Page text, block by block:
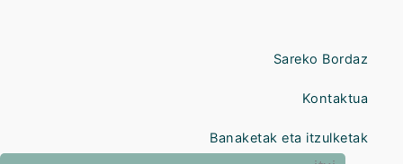
Sareko Bordaz
Kontaktua
Banaketak eta itzulketak